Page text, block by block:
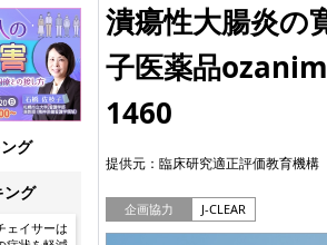
グ
ング
ェイサーは
潰瘍性大腸炎の
子医薬品
1460
提供元： 臨床研究適正評価教育機構
企画協力 J-CLEAR